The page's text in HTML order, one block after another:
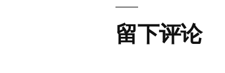
留下评论